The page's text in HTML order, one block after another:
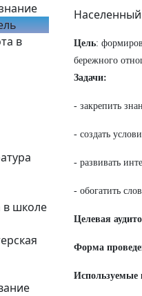
в
в школе
Населенный
Цель:
бережного
Задачи:
- закрепить
- создать
- развивать
- обогатить
Целевая
Форма
Используемые